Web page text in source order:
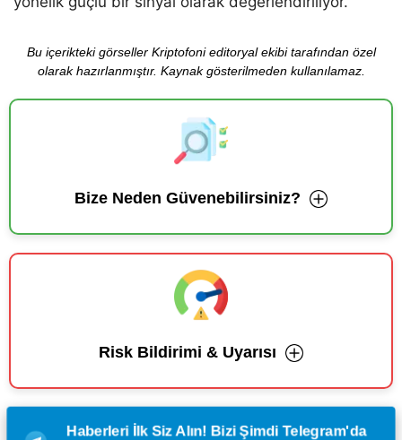
Bu içerikteki görseller Kriptofoni editoryal ekibi tarafından özel
olarak hazırlanmıştır. Kaynak gösterilmeden kullanılamaz.
Bize Neden Güvenebilirsiniz?
Risk Bildirimi & Uyarısı
Haberleri İlk Siz Alın! Bizi Şimdi Telegram'da